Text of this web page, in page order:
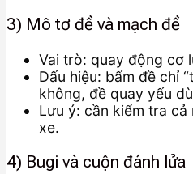
3) Mô tơ đề và mạch đề
Vai trò: quay động cơ
Dấu hiệu: bấm đề chỉ
không, đề quay yếu
Lưu ý: cần kiểm tra
xe.
4) Bugi và cuộn đánh lửa